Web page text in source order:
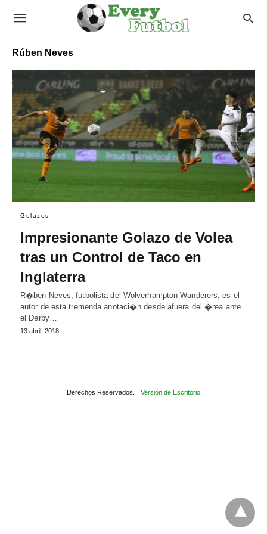
Rúben Neves
Golazos
Impresionante Golazo de Volea
tras un Control de Taco en
Inglaterra
R�ben Neves, futbolista del Wolverhampton Wanderers, es el
autor de esta tremenda anotaci�n desde afuera del �rea ante
el Derby…
13 abril, 2018
Derechos Reservados. Versión de Escritorio